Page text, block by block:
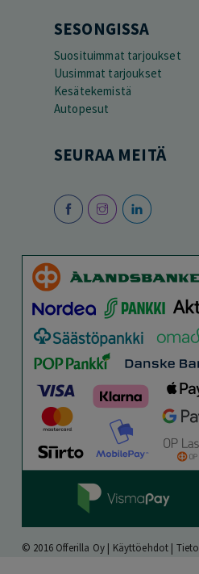
SESONGISSA
Suosituimmat tarjoukset
Uusimmat tarjoukset
Kesätekemistä
Autopesut
SEURAA MEITÄ
© 2016 Offerilla Oy | Käyttöehdot |